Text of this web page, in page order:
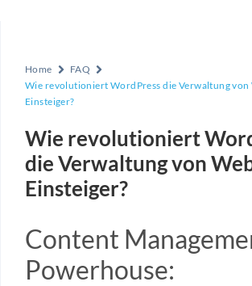
Home
FAQ
Wie revolutioniert WordPress die Verwaltung von
Einsteiger?
Wie revolutioniert
die Verwaltung von
Einsteiger?
Content
Powerhouse: